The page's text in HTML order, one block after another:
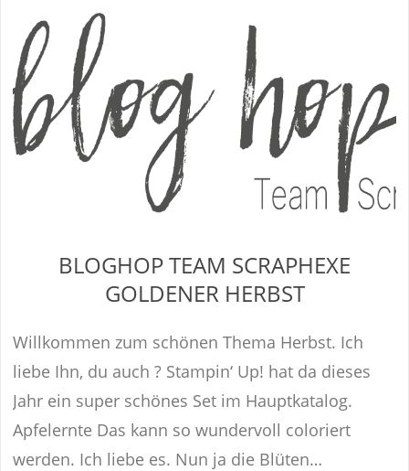
BLOGHOP TEAM SCRAPHEXE
GOLDENER HERBST
Willkommen zum schönen Thema Herbst. Ich
liebe Ihn, du auch ? Stampin‘ Up! hat da dieses
Jahr ein super schönes Set im Hauptkatalog.
Apfelernte Das kann so wundervoll coloriert
werden. Ich liebe es. Nun ja die Blüten…